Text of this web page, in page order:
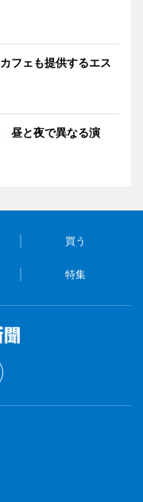
フェも提供するエス
昼と夜で異なる演
買う
特集